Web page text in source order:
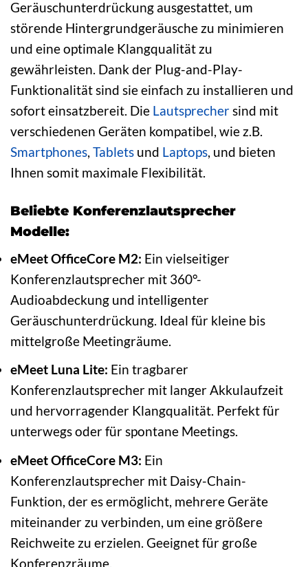
Geräuschunterdrückung ausgestattet, um
störende Hintergrundgeräusche zu minimieren
und eine optimale Klangqualität zu
gewährleisten. Dank der Plug-and-Play-
Funktionalität sind sie einfach zu installieren und
sofort einsatzbereit. Die Lautsprechersind mit
verschiedenen Geräten kompatibel, wie z.B.
Smartphones, Tablets und Laptops, und bieten
Ihnen somit maximale Flexibilität.
Beliebte Konferenzlautsprecher
Modelle:
eMeet OfficeCore M2: Ein vielseitiger
Konferenzlautsprecher mit 360°-
Audioabdeckung und intelligenter
Geräuschunterdrückung. Ideal für kleine bis
mittelgroße Meetingräume.
eMeet Luna Lite: Ein tragbarer
Konferenzlautsprecher mit langer Akkulaufzeit
und hervorragender Klangqualität. Perfekt für
unterwegs oder für spontane Meetings.
eMeet OfficeCore M3: Ein
Konferenzlautsprecher mit Daisy-Chain-
Funktion, der es ermöglicht, mehrere Geräte
miteinander zu verbinden, um eine größere
Reichweite zu erzielen. Geeignet für große
Konferenzräume.